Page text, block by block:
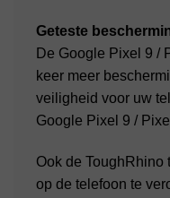
Geteste
De Google Pixel 9 /
keer meer
veiligheid voor uw
Google Pixel 9 /
Ook de
op de telefoon te